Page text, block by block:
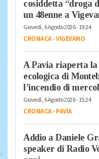
cosiddetta “droga
un 48enne a
Giovedì, 6 Agosto 2026 - 19:24
CRONACA-VIGEVANO
A Pavia riaperta
ecologica di
l’incendio di
Giovedì, 6 Agosto 2026 - 15:24
CRONACA-PAVIA
Addio a Daniele
speaker di Radio